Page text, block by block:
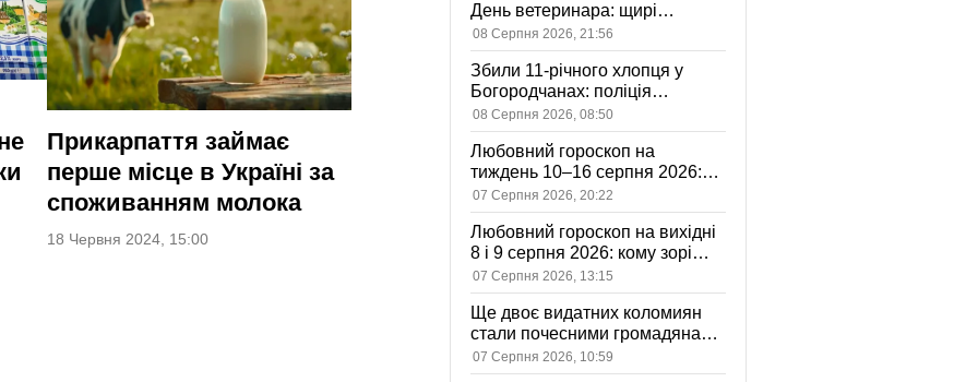
Прикарпаття займає
перше місце в Україні за
споживанням молока
18 Червня 2024, 15:00
День ветеринара: щирі
привітання, картинки та
листівки
08 Серпня 2026, 21:56
Збили 11-річного хлопця у
Богородчанах: поліція
встановлює обставини ДТП
08 Серпня 2026, 08:50
Любовний гороскоп на
тиждень 10–16 серпня 2026:
що зорі готують у стосунках
кожному знаку
07 Серпня 2026, 20:22
Любовний гороскоп на вихідні
8 і 9 серпня 2026: кому зорі
обіцяють ніжність, а кому —
важливу розмову
07 Серпня 2026, 13:15
Ще двоє видатних коломиян
стали почесними громадянами
міста
07 Серпня 2026, 10:59